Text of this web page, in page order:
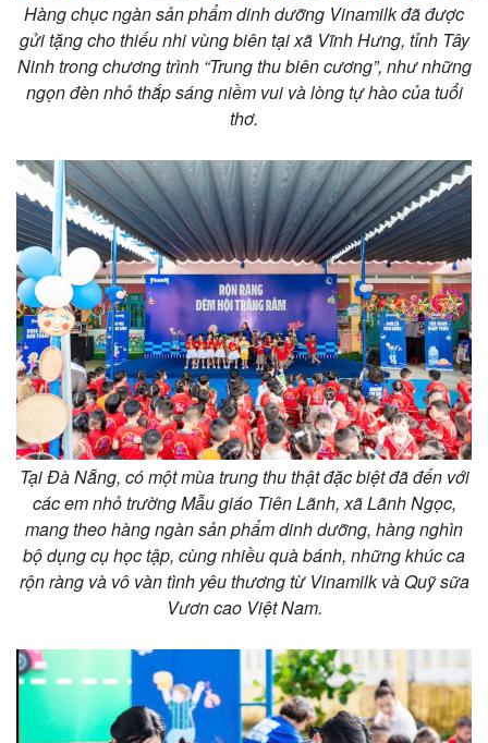
Thế giới
Quan sát
Cuộc sống đó đây
Multimedia
Video
Ảnh
E-Magazine
Infographic
Hàng chục ngàn sản phẩm dinh dưỡng Vinamilk đã được
gửi tặng cho thiếu nhi vùng biên tại xã Vĩnh Hưng, tỉnh Tây
Ninh trong chương trình “Trung thu biên cương”, như những
ngọn đèn nhỏ thắp sáng niềm vui và lòng tự hào của tuổi
thơ.
Tại Đà Nẵng, có một mùa trung thu thật đặc biệt đã đến với
các em nhỏ trường Mẫu giáo Tiên Lãnh, xã Lãnh Ngọc,
mang theo hàng ngàn sản phẩm dinh dưỡng, hàng nghìn
bộ dụng cụ học tập, cùng nhiều quà bánh, những khúc ca
rộn ràng và vô vàn tình yêu thương từ Vinamilk và Quỹ sữa
Vươn cao Việt Nam.